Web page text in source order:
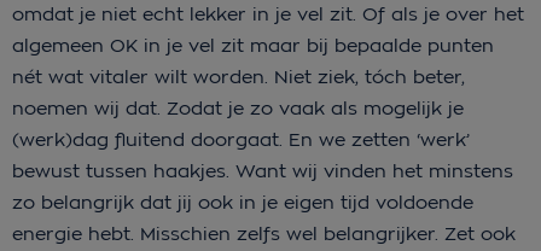
omdat je niet echt lekker in je vel zit. Of als je over het
algemeen OK in je vel zit maar bij bepaalde punten
nét wat vitaler wilt worden. Niet ziek, tóch beter,
noemen wij dat. Zodat je zo vaak als mogelijk je
(werk)dag fluitend doorgaat. En we zetten ‘werk’
bewust tussen haakjes. Want wij vinden het minstens
zo belangrijk dat jij ook in je eigen tijd voldoende
energie hebt. Misschien zelfs wel belangrijker. Zet ook